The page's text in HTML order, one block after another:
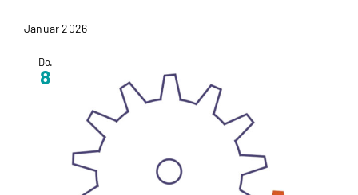
Januar 2026
Do.
8